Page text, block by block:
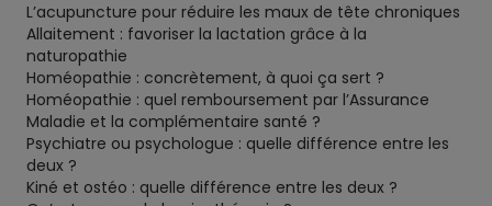
L’acupuncture pour réduire les maux de tête chroniques
Allaitement : favoriser la lactation grâce à la
naturopathie
Homéopathie : concrètement, à quoi ça sert ?
Homéopathie : quel remboursement par l’Assurance
Maladie et la complémentaire santé ?
Psychiatre ou psychologue : quelle différence entre les
deux ?
Kiné et ostéo : quelle différence entre les deux ?